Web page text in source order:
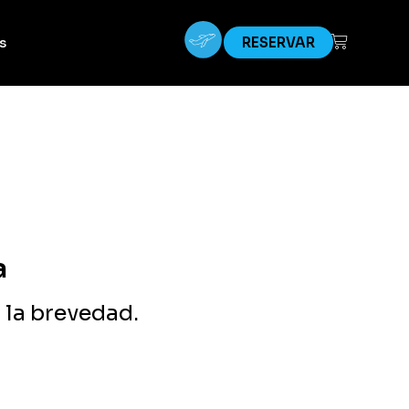
RESERVAR
brevedad.